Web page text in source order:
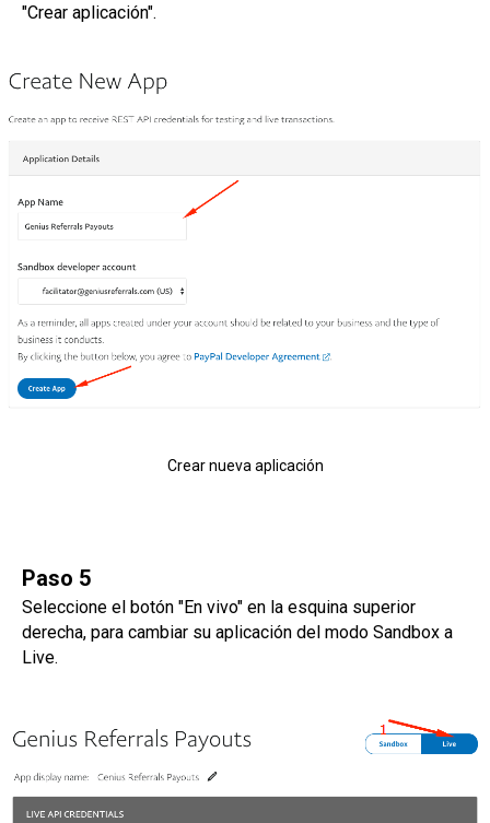
"Crear aplicación".
Crear nueva aplicación
Paso 5
Seleccione el botón "En vivo" en la esquina superior
derecha, para cambiar su aplicación del modo Sandbox a
Live.